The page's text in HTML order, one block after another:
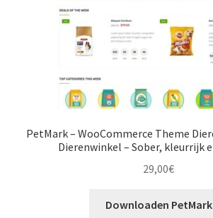
PetMark – WooCommerce Theme
Dierenwinkel – Sober, kleurrijk
29,00€
Downloaden PetMark